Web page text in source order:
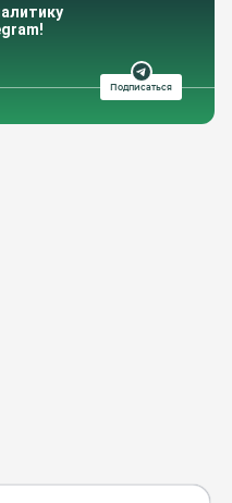
Подписаться